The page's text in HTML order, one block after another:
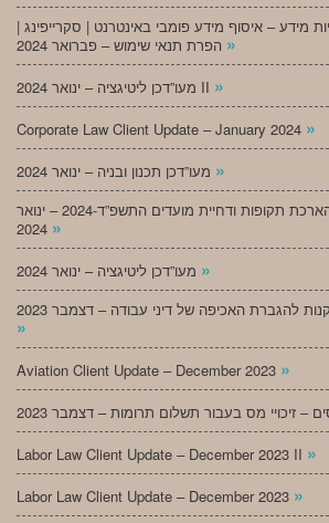
מידע – איסוף מידע פומבי באינטרנט | סקרייפינג |
»
מעו”דכן ליטיגציה – ינואר 2024 II »
Corporate Law Client Update – January 2024 »
»
מעו”דכן רגולציה – צו הארכת תקופות ודחיית מועדים התשפ”ד-2024 – ינואר
»
»
להגברת האכיפה של דיני עבודה – דצמבר 2023
»
Aviation Client Update – December 2023 »
Labor Law Client Update – December 2023 II »
Labor Law Client Update – December 2023 »